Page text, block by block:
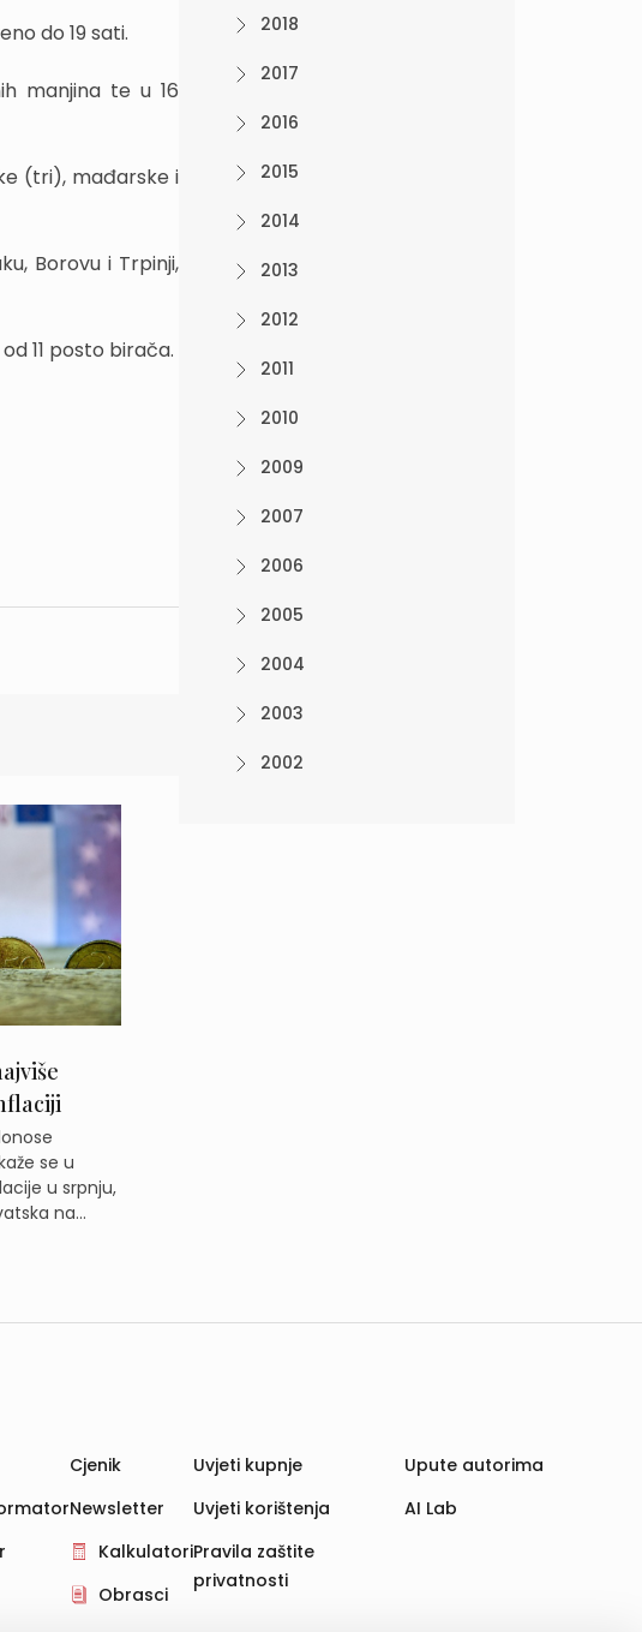
do 19 sati.
manjina te u 16
(tri), mađarske i
Borovu i Trpinji,
11 posto birača.
se u
u srpnju,
na...
2018
2017
2016
2015
2014
2013
2012
2011
2010
2009
2007
2006
2005
2004
2003
2002
Cjenik
Newsletter
Kalkulatori
Obrasci
Uvjeti kupnje
Uvjeti korištenja
Pravila zaštite
privatnosti
Upute autorima
AI Lab